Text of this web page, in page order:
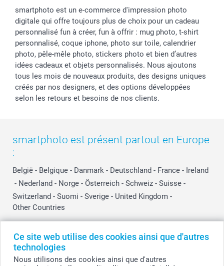
Ce site web utilise des cookies ainsi que d'autres
technologies
Nous utilisons des cookies ainsi que d'autres
smartphoto est un e-commerce d'impression photo
digitale qui offre toujours plus de choix pour un cadeau
personnalisé fun à créer, fun à offrir : mug photo, t-shirt
personnalisé, coque iphone, photo sur toile, calendrier
photo, pêle-mêle photo, stickers photo et bien d’autres
idées cadeaux et objets personnalisés. Nous ajoutons
tous les mois de nouveaux produits, des designs uniques
créés par nos designers, et des options développées
selon les retours et besoins de nos clients.
smartphoto est présent partout en Europe
:
België - Belgique - Danmark - Deutschland - France - Ireland
- Nederland - Norge - Österreich - Schweiz - Suisse -
Switzerland - Suomi - Sverige - United Kingdom -
Other Countries
Tous les prix sont en EURO (€), TVA incluse et hors frais de port.